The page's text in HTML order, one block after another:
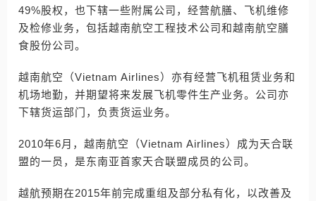
49%股权，也下辖一些附属公司，经营航膳、飞机维修
及检修业务，包括越南航空工程技术公司和越南航空膳
食股份公司。
越南航空（Vietnam Airlines）亦有经营飞机租赁业务和
机场地勤，并期望将来发展飞机零件生产业务。公司亦
下辖货运部门，负责货运业务。
2010年6月，越南航空（Vietnam Airlines）成为天合联
盟的一员，是东南亚首家天合联盟成员的公司。
越航预期在2015年前完成重组及部分私有化，以改善及